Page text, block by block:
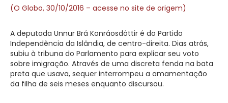
(O Globo, 30/10/2016 – acesse no site de origem)
A deputada Unnur Brá Konráosdóttir é do Partido
Independência da Islândia, de centro-direita. Dias atrás,
subiu à tribuna do Parlamento para explicar seu voto
sobre imigração. Através de uma discreta fenda na bata
preta que usava, sequer interrompeu a amamentação
da filha de seis meses enquanto discursou.